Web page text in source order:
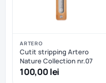
ARTERO
Cutit stripping Artero
Nature Collection nr.07
100,00 lei